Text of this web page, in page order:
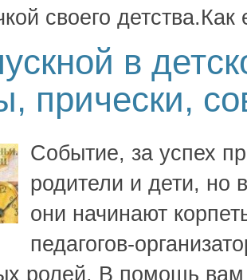
своего
в
прически,
Событие, за успех
родители и дети, но
они начинают
педагогов-
ролей. В помощь